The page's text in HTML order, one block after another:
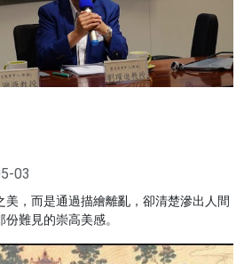
03
，而是通過描繪離亂，卻清楚滲出人間
難見的崇高美感。